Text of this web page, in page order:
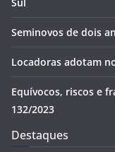
Seminovos de dois
Locadoras adotam
Equívocos, riscos e
132/2023
Destaques